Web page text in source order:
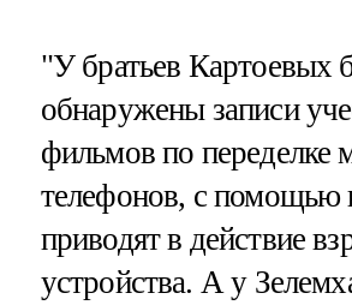
"У братьев Картоевых
обнаружены записи
фильмов по переделке
телефонов, с помощью
приводят в действие
устройства. А у